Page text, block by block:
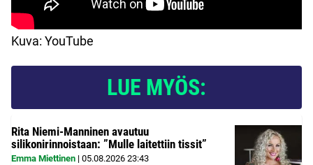
Kuva: YouTube
LUE MYÖS:
Rita Niemi-Manninen avautuu
silikonirinnoistaan: ”Mulle laitettiin tissit”
Emma Miettinen | 05.08.2026 23:43